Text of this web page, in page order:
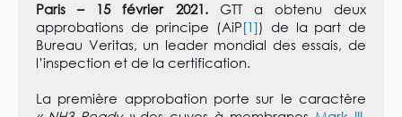
Paris – 15 février 2021.GTT a obtenu deux
approbations de principe (AiP[1]) de la part de
Bureau Veritas, un leader mondial des essais, de
l’inspection et de la certification.
La première approbation porte sur le caractère